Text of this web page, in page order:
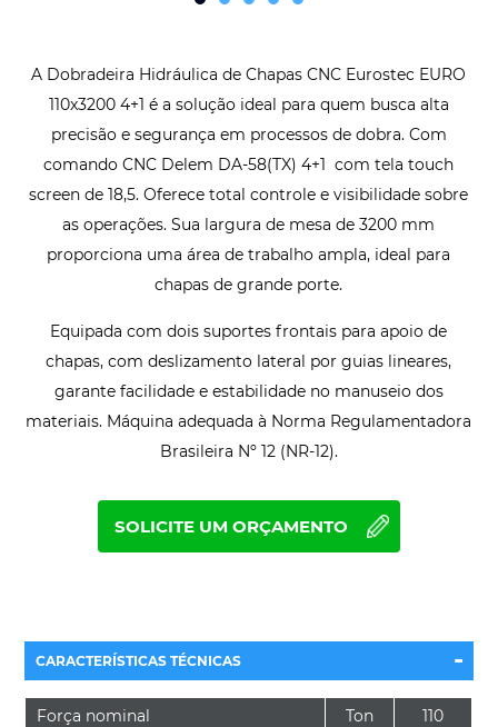
A Dobradeira Hidráulica de Chapas CNC Eurostec EURO
110x3200 4+1 é a solução ideal para quem busca alta
precisão e segurança em processos de dobra. Com
comando CNC Delem DA-58(TX) 4+1 com tela touch
screen de 18,5. Oferece total controle e visibilidade sobre
as operações. Sua largura de mesa de 3200 mm
proporciona uma área de trabalho ampla, ideal para
chapas de grande porte.
Equipada com dois suportes frontais para apoio de
chapas, com deslizamento lateral por guias lineares,
garante facilidade e estabilidade no manuseio dos
materiais. Máquina adequada à Norma Regulamentadora
Brasileira Nº 12 (NR-12).
SOLICITE UM ORÇAMENTO
CARACTERÍSTICAS TÉCNICAS -
Força nominal Ton
110